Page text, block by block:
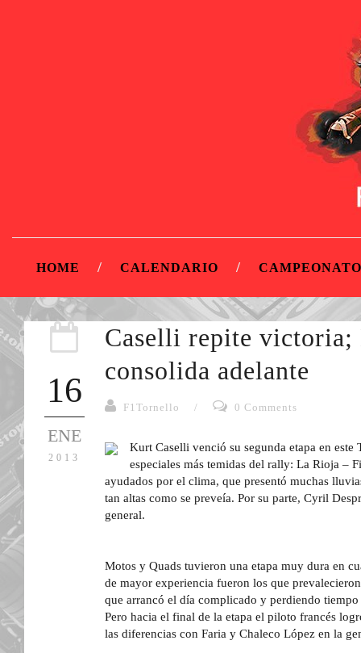
HOME CALENDARIO
16
ENE
2013
Caselli repite victoria;
consolida adelante
F1Tornello / 0 Comments
Kurt Caselli venció su segunda etapa en este
especiales más temidas del rally: La Rioja –
ayudados por el clima, que presentó muchas
tan altas como se preveía. Por su parte, Cyril
general.
Motos y Quads tuvieron una etapa muy dura en
de mayor experiencia fueron los que
que arrancó el día complicado y perdiendo
Pero hacia el final de la etapa el piloto francés
las diferencias con Faria y Chaleco López en la